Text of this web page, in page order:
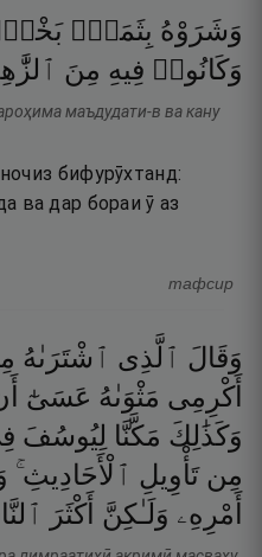
وَشَرَوْهُ بِثَمَنٍۭ
وَكَانُوا۟ فِيهِ مِنَ
маъдудати-в ва кану
бифурӯхтанд:
ва дар бораи ӯ аз
тафсир
وَقَالَ ٱلَّذِى ٱشْتَرَىٰهُ
أَكْرِمِى مَثْوَىٰهُ عَسَىٰٓ
وَكَذَٰلِكَ مَكَّنَّا لِيُوسُفَ
مِن تَأْوِيلِ ٱلْأَحَادِيثِ ۚ
أَمْرِهِۦ وَلَـٰكِنَّ أَكْثَرَ